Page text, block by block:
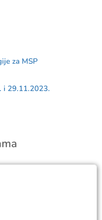
za MSP
i 29.11.2023.